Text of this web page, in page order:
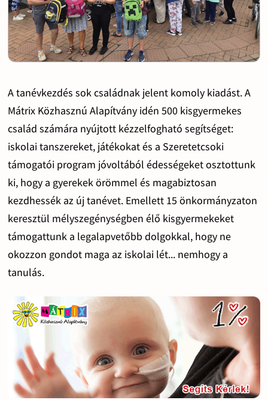
A tanévkezdés sok családnak jelent komoly kiadást. A
Mátrix Közhasznú Alapítvány idén 500 kisgyermekes
család számára nyújtott kézzelfogható segítséget:
iskolai tanszereket, játékokat és a Szeretetcsoki
támogatói program jóvoltából édességeket osztottunk
ki, hogy a gyerekek örömmel és magabiztosan
kezdhessék az új tanévet. Emellett 15 önkormányzaton
keresztül mélyszegénységben élő kisgyermekeket
támogattunk a legalapvetőbb dolgokkal, hogy ne
okozzon gondot maga az iskolai lét... nemhogy a
tanulás.